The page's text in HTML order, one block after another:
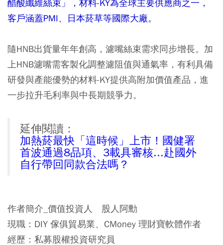
醋酸纖維絲束」，材料-KY為全球主要供應商之一，
客戶涵蓋PMI、日本菸草等國際大廠。
隨HNB出貨量年年創高，濾嘴絲束需求同步增長。加
上HNB濾嘴需客製化調整濾阻值與通氣率，有利具備
研發與產能優勢的材料-KY提供高附加價值產品，進
一步拉升毛利率與中長期競爭力。
延伸閱讀：
加熱菸最快「這時候」上市！國健署
首波通過8品項、3載具審核...赴國外
自行帶回同款合法嗎？
作者簡介_價值投資人 股人阿勳
現職：DIY 傢俱貿易業、CMoney 理財寶軟體作者
經歷：私募股權投資研究員